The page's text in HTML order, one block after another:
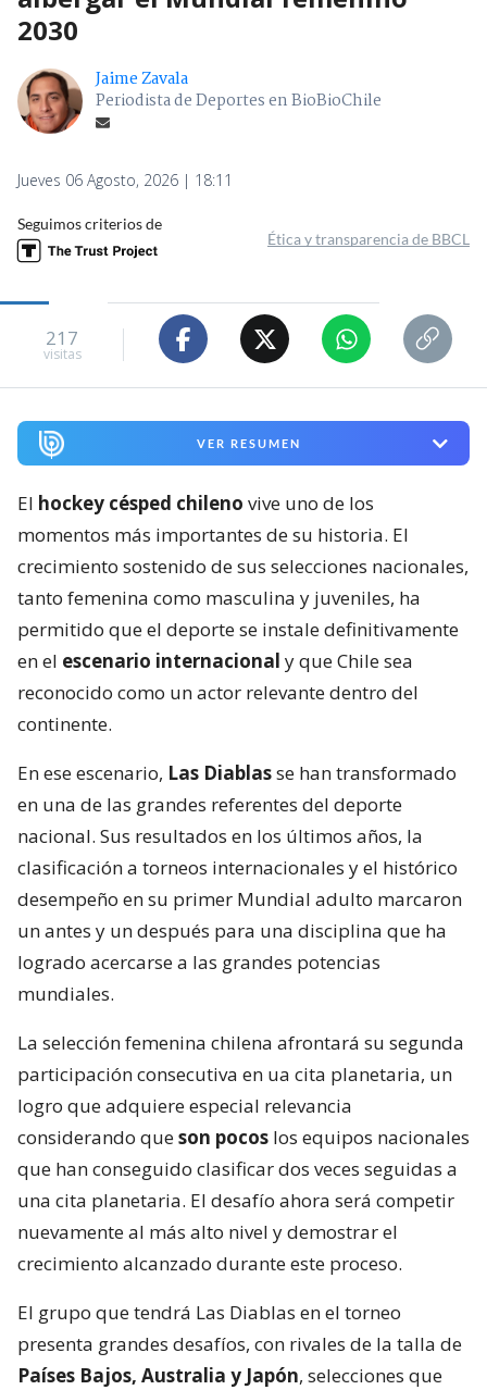
2030
Jaime Zavala
Periodista de Deportes en BioBioChile
Jueves 06 Agosto, 2026 | 18:11
Seguimos criterios de
Ética y transparencia de BBCL
217
visitas
VER RESUMEN
El hockey césped chileno vive uno de los
momentos más importantes de su historia. El
crecimiento sostenido de sus selecciones nacionales,
tanto femenina como masculina y juveniles, ha
permitido que el deporte se instale definitivamente
en el escenario internacional y que Chile sea
reconocido como un actor relevante dentro del
continente.
En ese escenario, Las Diablasse han transformado
en una de las grandes referentes del deporte
nacional. Sus resultados en los últimos años, la
clasificación a torneos internacionales y el histórico
desempeño en su primer Mundial adulto marcaron
un antes y un después para una disciplina que ha
logrado acercarse a las grandes potencias
mundiales.
La selección femenina chilena afrontará su segunda
participación consecutiva en ua cita planetaria, un
logro que adquiere especial relevancia
considerando queson pocos los equipos nacionales
que han conseguido clasificar dos veces seguidas a
una cita planetaria. El desafío ahora será competir
nuevamente al más alto nivel y demostrar el
crecimiento alcanzado durante este proceso.
El grupo que tendrá Las Diablas en el torneo
presenta grandes desafíos, con rivales de la talla de
Países Bajos, Australia y Japón, selecciones que